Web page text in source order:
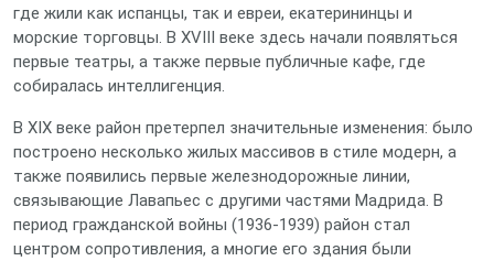
где жили как испанцы, так и евреи, екатерининцы и
морские торговцы. В XVIII веке здесь начали появляться
первые театры, а также первые публичные кафе, где
собиралась интеллигенция.
В XIX веке район претерпел значительные изменения: было
построено несколько жилых массивов в стиле модерн, а
также появились первые железнодорожные линии,
связывающие Лавапьес с другими частями Мадрида. В
период гражданской войны (1936‑1939) район стал
центром сопротивления, а многие его здания были